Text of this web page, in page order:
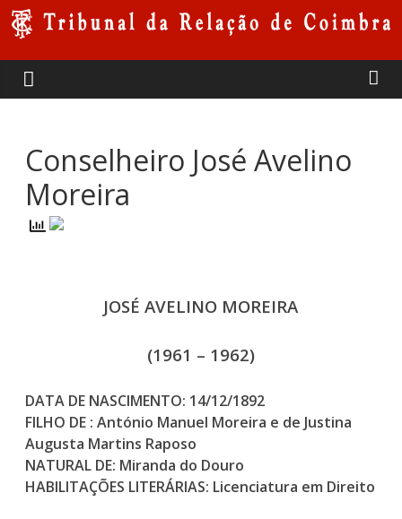
Skip
to
Tribunal
da
Relação
de
Conselheiro José Avelino
Moreira
JOSÉ AVELINO MOREIRA
(1961 – 1962)
DATA DE NASCIMENTO: 14/12/1892
FILHO DE : António Manuel Moreira e de Justina
Augusta Martins Raposo
NATURAL DE: Miranda do Douro
HABILITAÇÕES LITERÁRIAS: Licenciatura em Direito